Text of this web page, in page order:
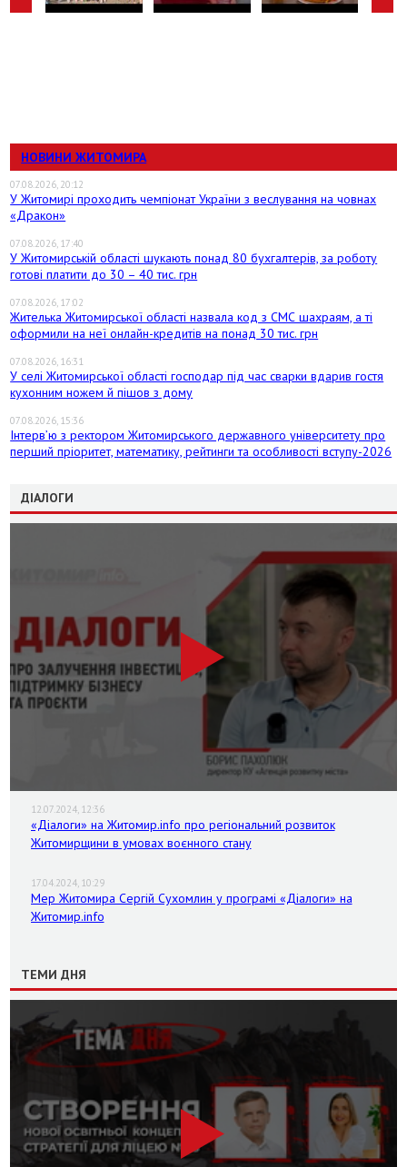
НОВИНИ ЖИТОМИРА
07.08.2026, 20:12
У Житомирі проходить чемпіонат України з веслування на човнах
«Дракон»
07.08.2026, 17:40
У Житомирській області шукають понад 80 бухгалтерів, за роботу
готові платити до 30 – 40 тис. грн
07.08.2026, 17:02
Жителька Житомирської області назвала код з СМС шахраям, а ті
оформили на неї онлайн-кредитів на понад 30 тис. грн
07.08.2026, 16:31
У селі Житомирської області господар під час сварки вдарив гостя
кухонним ножем й пішов з дому
07.08.2026, 15:36
Інтерв’ю з ректором Житомирського державного університету про
перший пріоритет, математику, рейтинги та особливості вступу-2026
ДІАЛОГИ
12.07.2024, 12:36
«Діалоги» на Житомир.info про регіональний розвиток
Житомирщини в умовах воєнного стану
17.04.2024, 10:29
Мер Житомира Сергій Сухомлин у програмі «Діалоги» на
Житомир.info
ТЕМИ ДНЯ